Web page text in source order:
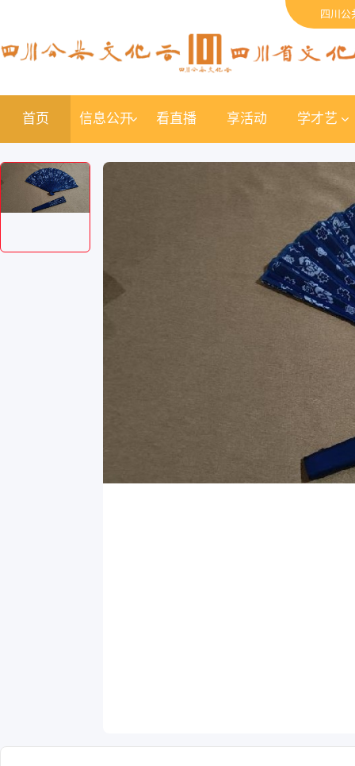
四川
首页 信息公开 看直播 享活动 学才艺